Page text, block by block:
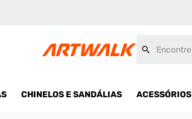
CHINELOS E SANDÁLIAS ACESSÓRIOS